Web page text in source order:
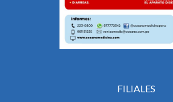
FILIALES